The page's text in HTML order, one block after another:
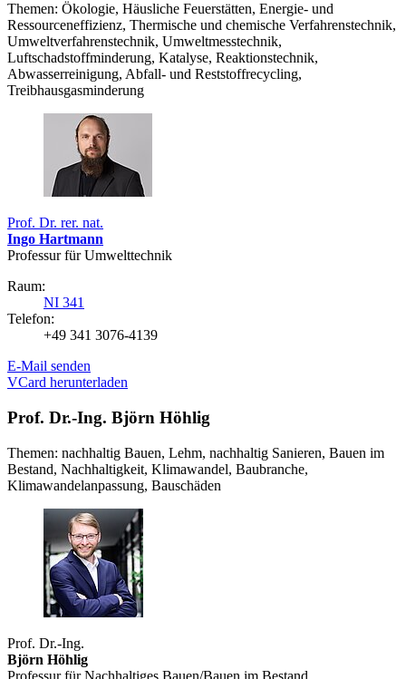
Themen: Ökologie, Häusliche Feuerstätten, Energie- und
Ressourceneffizienz, Thermische und chemische Verfahrenstechnik,
Umweltverfahrenstechnik, Umweltmesstechnik,
Luftschadstoffminderung, Katalyse, Reaktionstechnik,
Abwasserreinigung, Abfall- und Reststoffrecycling,
Treibhausgasminderung
Prof. Dr. rer. nat.
Ingo Hartmann
Professur für Umwelttechnik
Raum:
NI 341
Telefon:
+49 341 3076-4139
E-Mail senden
VCard herunterladen
Prof. Dr.-Ing. Björn Höhlig
Themen: nachhaltig Bauen, Lehm, nachhaltig Sanieren, Bauen im
Bestand, Nachhaltigkeit, Klimawandel, Baubranche,
Klimawandelanpassung, Bauschäden
Prof. Dr.-Ing.
Björn Höhlig
Professur für Nachhaltiges Bauen/Bauen im Bestand